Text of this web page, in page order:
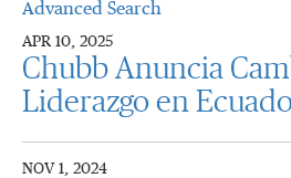
Advanced Search
APR 10, 2025
Chubb Anuncia
Liderazgo en
NOV 1, 2024